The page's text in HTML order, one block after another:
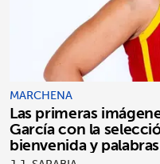
MARCHENA
Las primeras
García con la
bienvenida y